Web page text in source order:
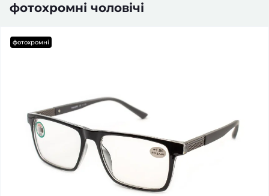
фотохромні чоловічі
фотохромні